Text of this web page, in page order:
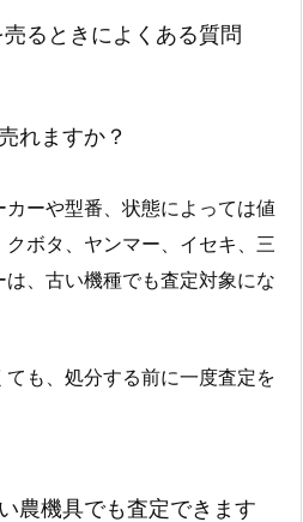
るときによくある質問
れますか？
ーや型番、状態によっては値
ボタ、ヤンマー、イセキ、三
、古い機種でも査定対象にな
も、処分する前に一度査定を
農機具でも査定できます